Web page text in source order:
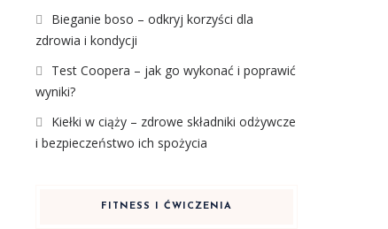
Bieganie boso – odkryj korzyści dla
zdrowia i kondycji
Test Coopera – jak go wykonać i poprawić
wyniki?
Kiełki w ciąży – zdrowe składniki odżywcze
i bezpieczeństwo ich spożycia
FITNESS I ĆWICZENIA